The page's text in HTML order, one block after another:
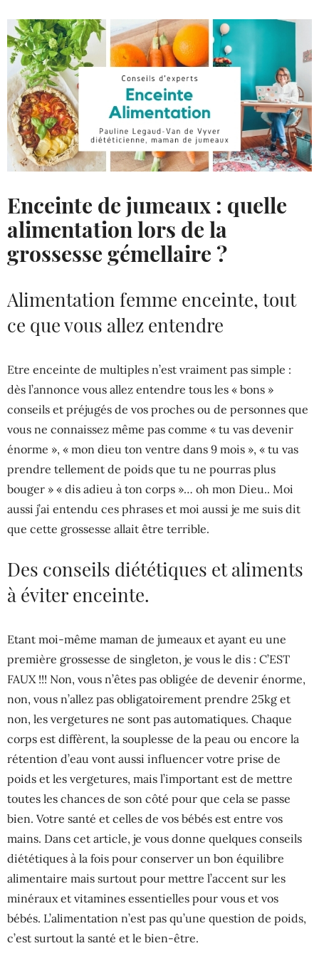
Enceinte de jumeaux : quelle
alimentation lors de la
grossesse gémellaire ?
Alimentation femme enceinte, tout
ce que vous allez entendre
Etre enceinte de multiples n’est vraiment pas simple :
dès l’annonce vous allez entendre tous les « bons »
conseils et préjugés de vos proches ou de personnes que
vous ne connaissez même pas comme « tu vas devenir
énorme », « mon dieu ton ventre dans 9 mois », « tu vas
prendre tellement de poids que tu ne pourras plus
bouger » « dis adieu à ton corps »… oh mon Dieu.. Moi
aussi j’ai entendu ces phrases et moi aussi je me suis dit
que cette grossesse allait être terrible.
Des conseils diététiques et aliments
à éviter enceinte.
Etant moi-même maman de jumeaux et ayant eu une
première grossesse de singleton, je vous le dis : C’EST
FAUX !!! Non, vous n’êtes pas obligée de devenir énorme,
non, vous n’allez pas obligatoirement prendre 25kg et
non, les vergetures ne sont pas automatiques. Chaque
corps est diffèrent, la souplesse de la peau ou encore la
rétention d’eau vont aussi influencer votre prise de
poids et les vergetures, mais l’important est de mettre
toutes les chances de son côté pour que cela se passe
bien. Votre santé et celles de vos bébés est entre vos
mains. Dans cet article, je vous donne quelques conseils
diététiques à la fois pour conserver un bon équilibre
alimentaire mais surtout pour mettre l’accent sur les
minéraux et vitamines essentielles pour vous et vos
bébés. L’alimentation n’est pas qu’une question de poids,
c’est surtout la santé et le bien-être.